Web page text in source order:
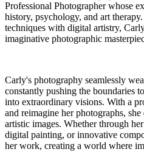
Professional Photographer whose
history, psychology, and art
techniques with digital artistry,
imaginative photographic
Carly's photography seamlessly
constantly pushing the boundaries
into extraordinary visions. With a
and reimagine her photographs,
artistic images. Whether through
digital painting, or innovative
her work, creating a world where